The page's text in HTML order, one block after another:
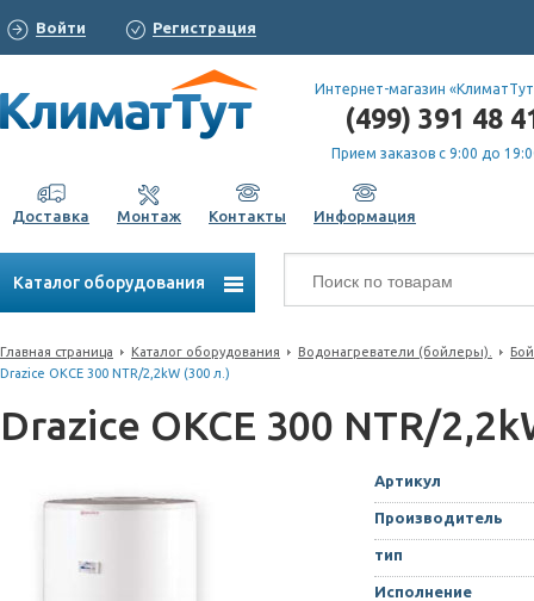
Войти Регистрация
Интернет-магазин
(499) 391 48
Прием заказов с 9:00 до
Доставка Монтаж Контакты Информация
Каталог оборудования
Главная страница Каталог оборудования Водонагреватели (бойлеры).
Drazice OKCE 300 NTR/2,2kW (300 л.)
Drazice OKCE 300 NTR/
Артикул
Производитель
тип
Исполнение